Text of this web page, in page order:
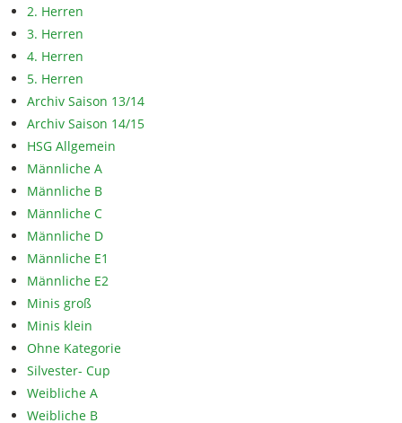
2. Herren
3. Herren
4. Herren
5. Herren
Archiv Saison 13/14
Archiv Saison 14/15
HSG Allgemein
Männliche A
Männliche B
Männliche C
Männliche D
Männliche E1
Männliche E2
Minis groß
Minis klein
Ohne Kategorie
Silvester- Cup
Weibliche A
Weibliche B